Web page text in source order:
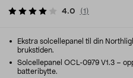
4.0 (1 )
Ekstra solcellepanel til din
brukstiden.
Solcellepanel OCL-0979 V1.3 –
batteribytte.